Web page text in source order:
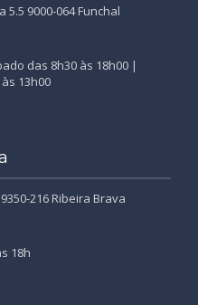
5.5 9000-064 Funchal
das 8h30 às 18h00 |
13h00
216 Ribeira Brava
18h